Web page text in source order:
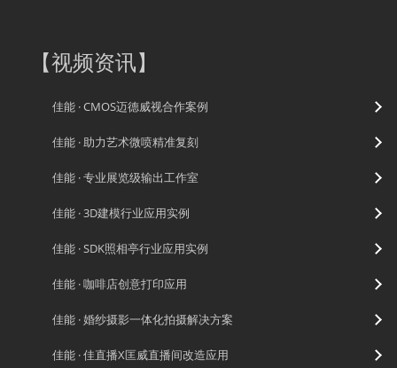
【视频资讯】
佳能 · CMOS迈德威视合作案例
佳能 · 助力艺术微喷精准复刻
佳能 · 专业展览级输出工作室
佳能 · 3D建模行业应用实例
佳能 · SDK照相亭行业应用实例
佳能 · 咖啡店创意打印应用
佳能 · 婚纱摄影一体化拍摄解决方案
佳能 · 佳直播X匡威直播间改造应用